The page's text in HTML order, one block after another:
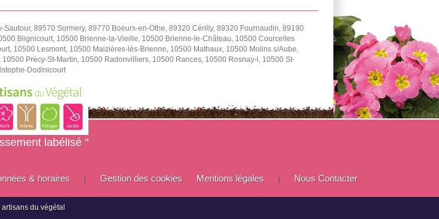
89570 Sormery, 89770 Boeurs-en-Othe, 89320 Cérilly, 89320 Fournaudin, 89190
Blignicourt, 10500 Brienne-la-Vieille, 10500 Brienne-le-Château, 10500 Courcelles
10500 Lesmont, 10500 Maizières-lès-Brienne, 10500 Mathaux, 10500 Molins s/Aube,
Précy-St-Martin, 10500 Radonvilliers, 10500 Rances, 10500 Rosnay-l, 10500 St-
Dodinicourt
labélisé "
& horaires Gestion des cookies Mentions légales Nous Contacter
artisans du végétal